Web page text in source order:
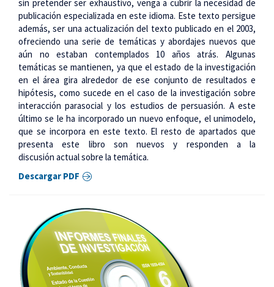
sin pretender ser exhaustivo, venga a cubrir la necesidad de
publicación especializada en este idioma. Este texto persigue
además, ser una actualización del texto publicado en el 2003,
ofreciendo una serie de temáticas y abordajes nuevos que
aún no estaban contemplados 10 años atrás. Algunas
temáticas se mantienen, ya que el estado de la investigación
en el área gira alrededor de ese conjunto de resultados e
hipótesis, como sucede en el caso de la investigación sobre
interacción parasocial y los estudios de persuasión. A este
último se le ha incorporado un nuevo enfoque, el unimodelo,
que se incorpora en este texto. El resto de apartados que
presenta este libro son nuevos y responden a la
discusión actual sobre la temática.
Descargar PDF